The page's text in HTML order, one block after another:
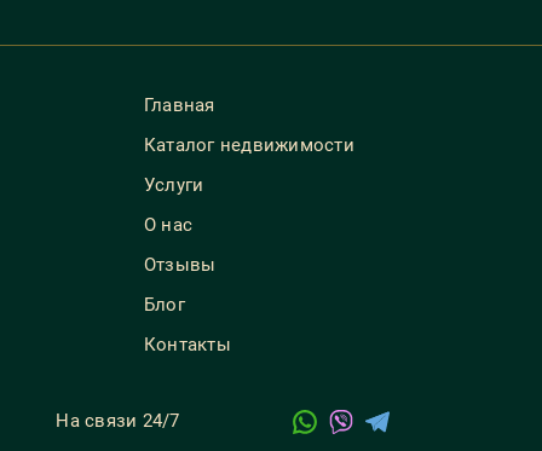
Главная
Каталог недвижимости
Услуги
О нас
Отзывы
Блог
Контакты
На связи 24/7